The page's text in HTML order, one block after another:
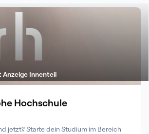
Anzeige Innenteil
Hochschule
jetzt? Starte dein Studium im Bereich